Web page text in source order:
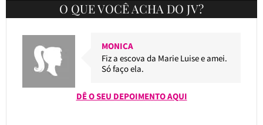
O QUE VOCÊ ACHA DO JV?
MONICA
Fiz a escova da Marie Luise e amei.
Só faço ela.
DÊ O SEU DEPOIMENTO AQUI